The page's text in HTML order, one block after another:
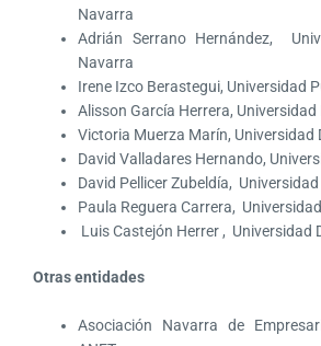
Navarra
Adrián Serrano Hernández,
Navarra
Irene Izco Berastegui, Universidad
Alisson García Herrera,
Victoria Muerza Marín, Universidad
David Valladares Hernando,
David Pellicer Zubeldía,
Paula Reguera Carrera,
Luis Castejón Herrer , Universidad
Otras entidades
Asociación Navarra de